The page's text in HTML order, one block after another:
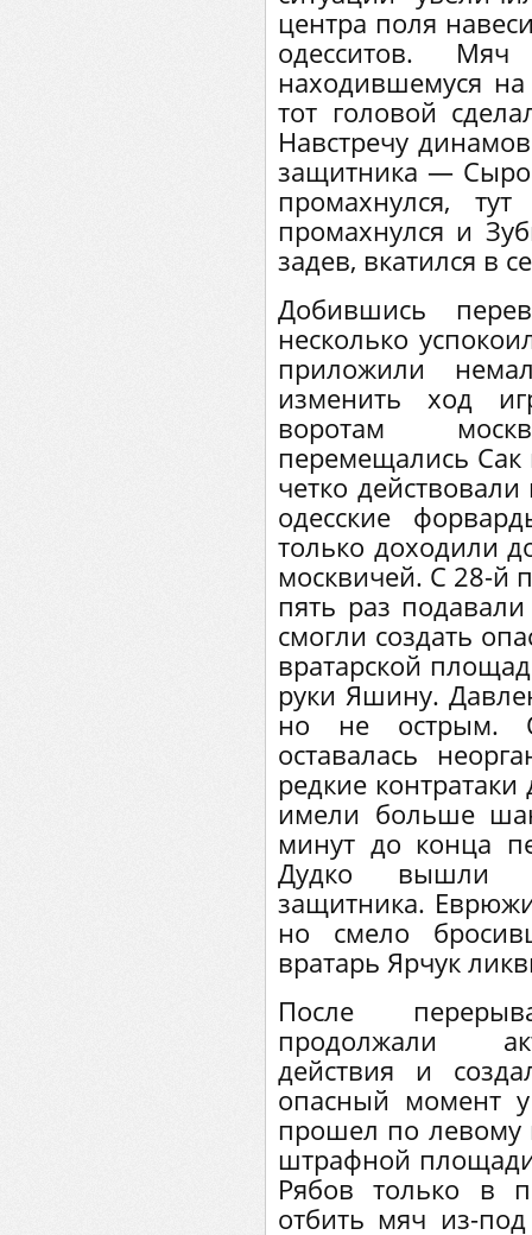
центра поля
одесситов.
находившемуся
тот головой
Навстречу
защитника —
промахнулся,
промахнулся и
задев, вкатился в
Добившись
несколько
приложили
изменить ход
воротам
перемещались
четко
одесские
только доходили
москвичей. С 28-й
пять раз
смогли создать
вратарской
руки Яшину.
но не острым.
оставалась
редкие
имели больше
минут до конца
Дудко вышли
защитника.
но смело
вратарь Ярчук
После
продолжали
действия и
опасный момент
прошел по левому
штрафной площади
Рябов только в
отбить мяч из-